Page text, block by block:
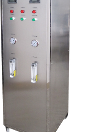
MK-TC200 EDI模块
查看详情